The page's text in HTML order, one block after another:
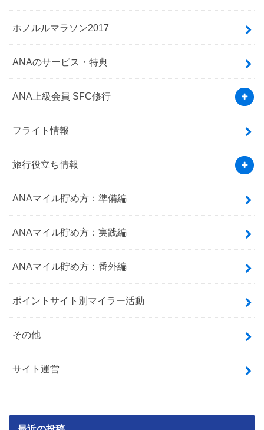
ホノルルマラソン2017
ANAのサービス・特典
ANA上級会員 SFC修行
フライト情報
旅行役立ち情報
ANAマイル貯め方：準備編
ANAマイル貯め方：実践編
ANAマイル貯め方：番外編
ポイントサイト別マイラー活動
その他
サイト運営